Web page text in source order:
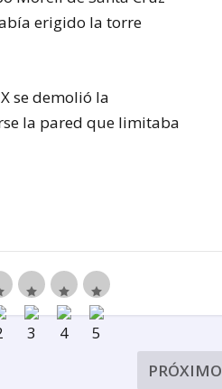
erigido la torre
se demolió la
la pared que limitaba
PRÓXIMO